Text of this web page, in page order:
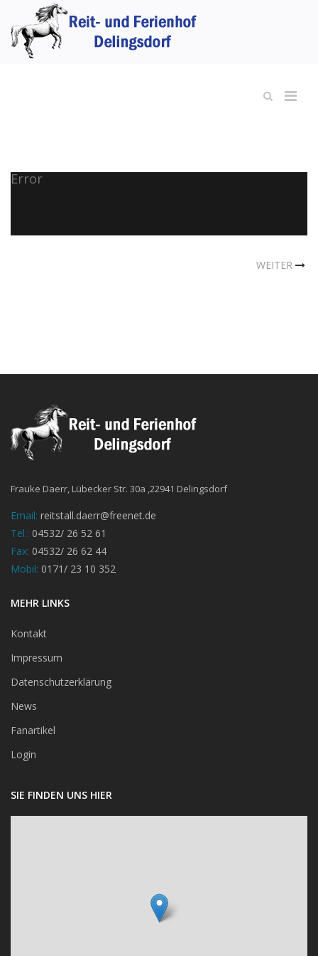
Error
WEITER
Frauke Daerr, Lübecker Str. 30a ,22941 Delingsdorf
Email: reitstall.daerr@freenet.de
Tel.: 04532/ 26 52 61
Fax: 04532/ 26 62 44
Mobil: 0171/ 23 10 352
MEHR LINKS
Kontakt
Impressum
Datenschutzerklärung
News
Fanartikel
Login
SIE FINDEN UNS HIER